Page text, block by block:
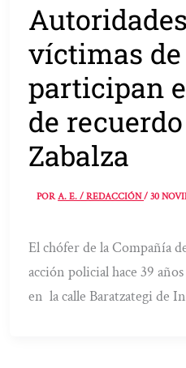
víctimas de
participan
de
Zabalza
PORA. E. / REDACCIÓN/30
El chófer de la Compañía
acción policial hace 39
en la calle Baratzategi de